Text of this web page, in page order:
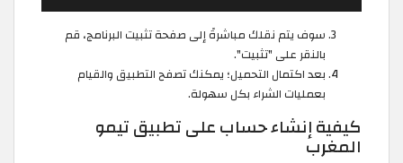
سوف يتم نقلك مباشرةً إلى صفحة تثبيت البرنامج، قم
بالنقر على "تثبيت".
بعد اكتمال التحميل؛ يمكنك تصفح التطبيق والقيام
بعمليات الشراء بكل سهولة.
كيفية إنشاء حساب على تطبيق تيمو
المغرب